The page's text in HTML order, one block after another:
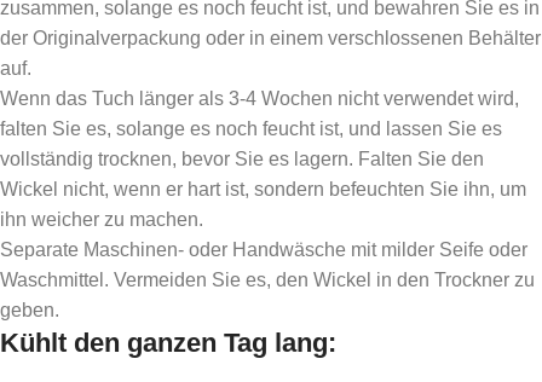
zusammen, solange es noch feucht ist, und bewahren Sie es in
der Originalverpackung oder in einem verschlossenen Behälter
auf.
Wenn das Tuch länger als 3-4 Wochen nicht verwendet wird,
falten Sie es, solange es noch feucht ist, und lassen Sie es
vollständig trocknen, bevor Sie es lagern. Falten Sie den
Wickel nicht, wenn er hart ist, sondern befeuchten Sie ihn, um
ihn weicher zu machen.
Separate Maschinen- oder Handwäsche mit milder Seife oder
Waschmittel. Vermeiden Sie es, den Wickel in den Trockner zu
geben.
Kühlt den ganzen Tag lang: